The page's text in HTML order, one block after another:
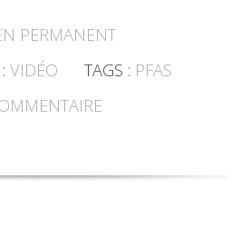
PERMANENT
VIDÉO TAGS : PFAS